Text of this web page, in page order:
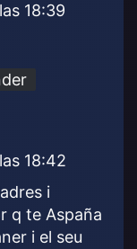
18:39
18:42
i
q te Aspaña
i el seu